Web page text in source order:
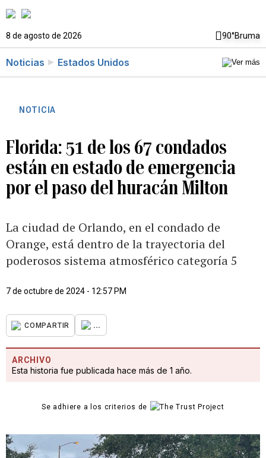
8 de agosto de 2026 90°Bruma
Noticias Estados Unidos
NOTICIA
Florida: 51 de los 67 condados
están en estado de emergencia
por el paso del huracán Milton
La ciudad de Orlando, en el condado de
Orange, está dentro de la trayectoria del
poderosos sistema atmosférico categoría 5
7 de octubre de 2024 - 12:57 PM
COMPARTIR ...
ARCHIVO
Esta historia fue publicada hace más de 1 año.
Se adhiere a los criterios de